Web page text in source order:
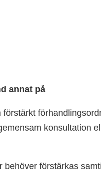
annat på
konsultation
behöver förstärkas